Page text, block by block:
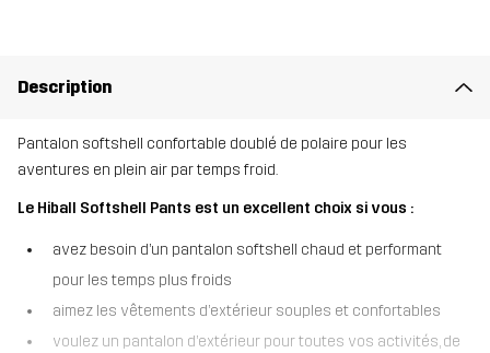
Description
Pantalon softshell confortable doublé de polaire pour les
aventures en plein air par temps froid.
Le Hiball Softshell Pants est un excellent choix si vous :
avez besoin d’un pantalon softshell chaud et performant
pour les temps plus froids
aimez les vêtements d’extérieur souples et confortables
voulez un pantalon d’extérieur pour toutes vos activités, de